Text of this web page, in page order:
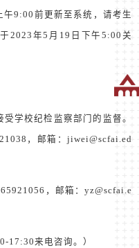
午9:00 前更新至系统，请考生
2023 年5 月 19 日下午5:00 关
受学校纪检监察部门的监督。
，邮箱：jiwei@scfai.ed
65921056 ，邮箱： yz@scfai.e
17:30来电咨询。）